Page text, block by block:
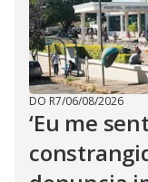
DO R7/06/08/2026
‘Eu me